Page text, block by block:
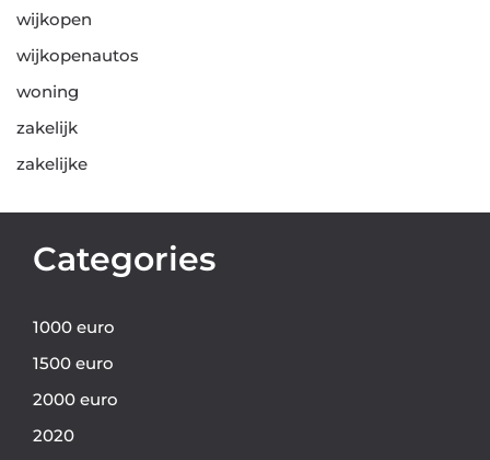
wijkopen
wijkopenautos
woning
zakelijk
zakelijke
Categories
1000 euro
1500 euro
2000 euro
2020